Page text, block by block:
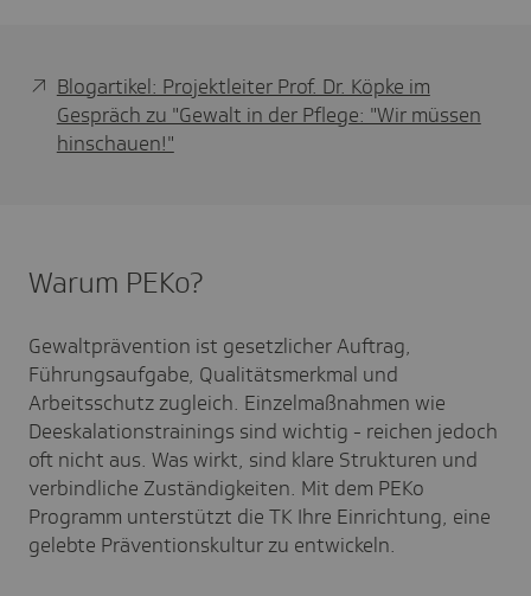
Blogartikel: Projektleiter Prof. Dr. Köpke im
Gespräch zu "Gewalt in der Pflege: "Wir müssen
hinschauen!"
Warum PEKo?
Gewaltprävention ist gesetzlicher Auftrag,
Führungsaufgabe, Qualitätsmerkmal und
Arbeitsschutz zugleich. Einzelmaßnahmen wie
Deeskalationstrainings sind wichtig - reichen jedoch
oft nicht aus. Was wirkt, sind klare Strukturen und
verbindliche Zuständigkeiten. Mit dem PEKo
Programm unterstützt die TK Ihre Einrichtung, eine
gelebte Präventionskultur zu entwickeln.